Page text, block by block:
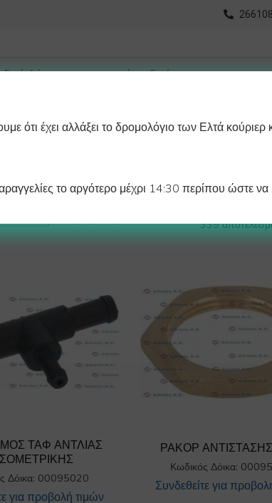
Αναζήτηση Διαγράμματα Λάστιχα
339
ΤΑΦ ΑΝΤΛΙΑΣ
Δόικα: 00095020
για προβολή τιμών
ΡΑΚΟΡ ΑΝΤΙΣΤΑΣΗΣ
Κωδικός Δόικα:
Συνδεθείτε για
ότι έχει αλλάξει το δρομολόγιο των Ελτά κούριερ
το αργότερο μέχρι 14:30 περίπου ώστε να